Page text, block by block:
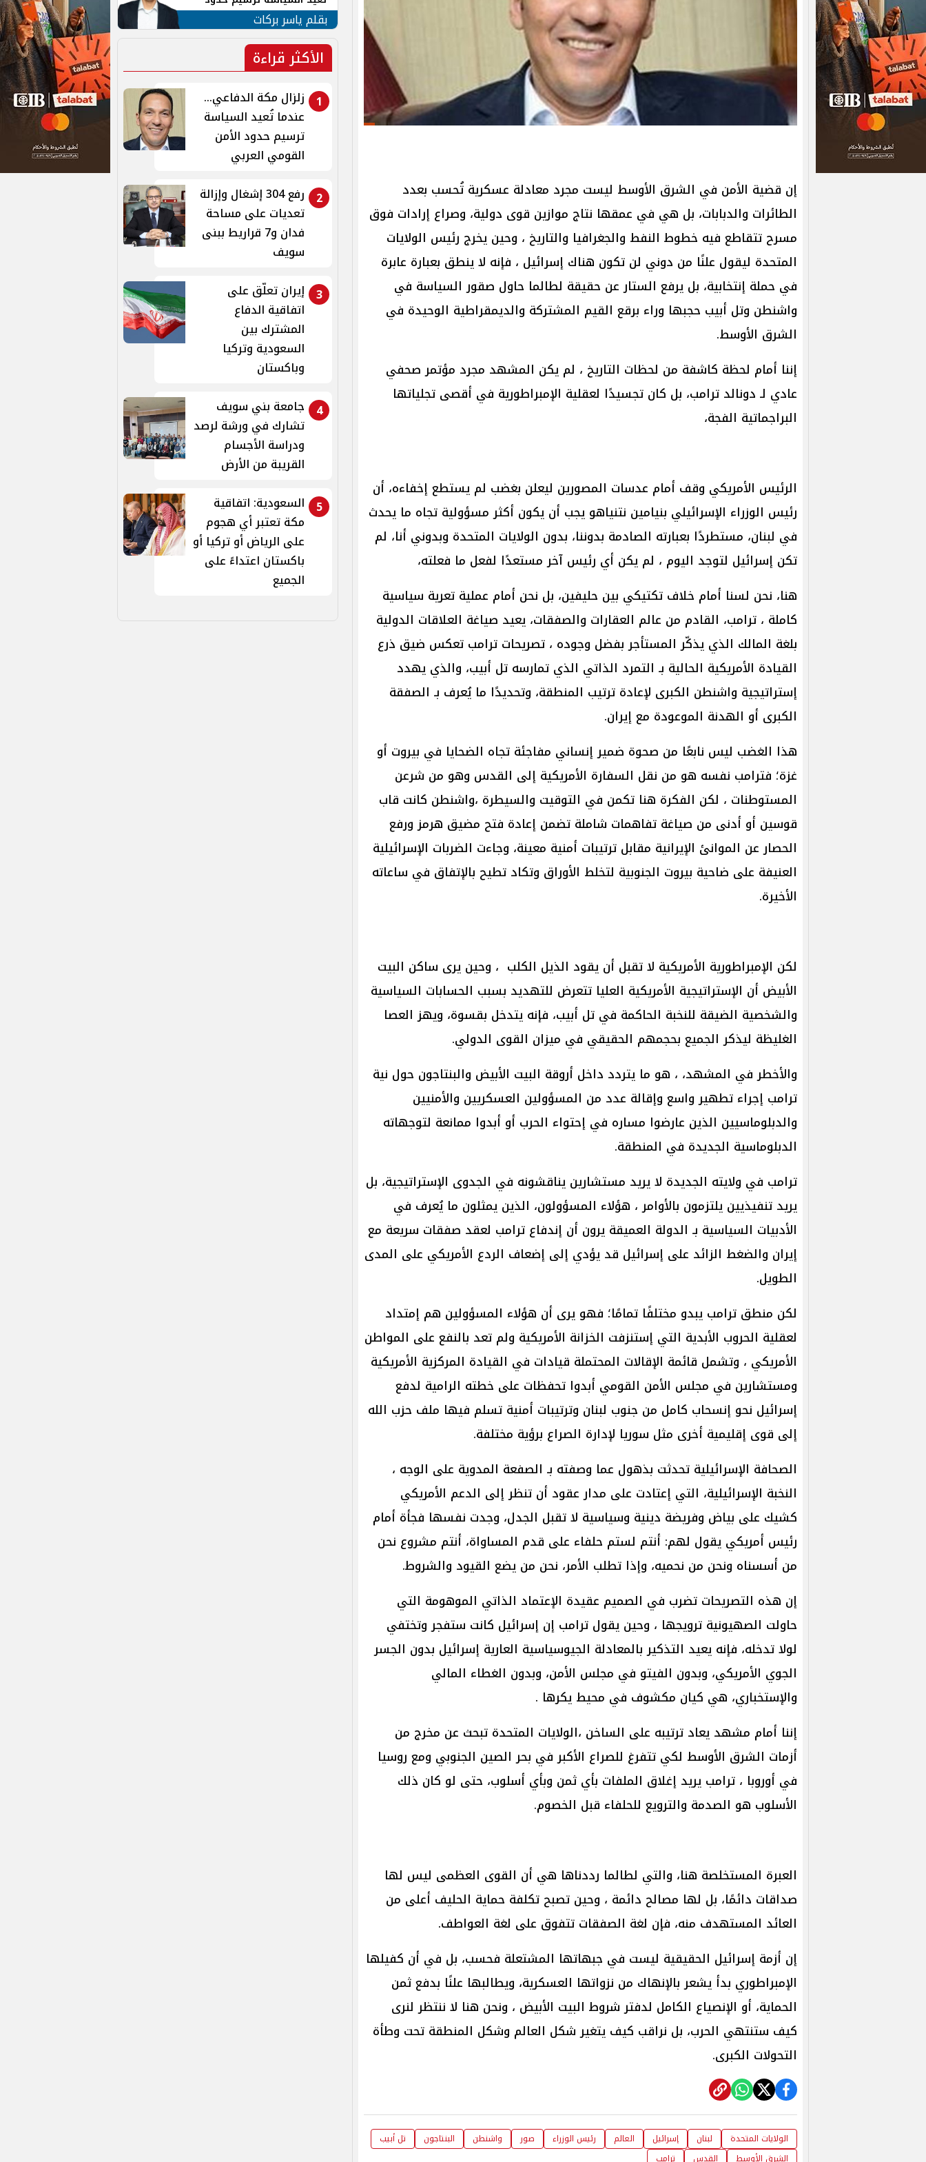
إن قضية الأمن في الشرق الأوسط ليست مجرد معادلة عسكرية تُحسب بعدد
الطائرات والدبابات، بل هي في عمقها نتاج موازين قوى دولية، وصراع إرادات فوق
مسرح تتقاطع فيه خطوط النفط والجغرافيا والتاريخ ، وحين يخرج رئيس الولايات
المتحدة ليقول علنًا من دوني لن تكون هناك إسرائيل ، فإنه لا ينطق بعبارة عابرة
في حملة إنتخابية، بل يرفع الستار عن حقيقة لطالما حاول صقور السياسة في
واشنطن وتل أبيب حجبها وراء برقع القيم المشتركة والديمقراطية الوحيدة في
الشرق الأوسط.
إننا أمام لحظة كاشفة من لحظات التاريخ ، لم يكن المشهد مجرد مؤتمر صحفي
عادي لـ دونالد ترامب، بل كان تجسيدًا لعقلية الإمبراطورية في أقصى تجلياتها
البراجماتية الفجة،
الرئيس الأمريكي وقف أمام عدسات المصورين ليعلن بغضب لم يستطع إخفاءه، أن
رئيس الوزراء الإسرائيلي بنيامين نتنياهو يجب أن يكون أكثر مسؤولية تجاه ما يحدث
في لبنان، مستطردًا بعبارته الصادمة بدوننا، بدون الولايات المتحدة وبدوني أنا، لم
تكن إسرائيل لتوجد اليوم ، لم يكن أي رئيس آخر مستعدًا لفعل ما فعلته،
هنا، نحن لسنا أمام خلاف تكتيكي بين حليفين، بل نحن أمام عملية تعرية سياسية
كاملة ، ترامب، القادم من عالم العقارات والصفقات، يعيد صياغة العلاقات الدولية
بلغة المالك الذي يذكّر المستأجر بفضل وجوده ، تصريحات ترامب تعكس ضيق ذرع
القيادة الأمريكية الحالية بـ التمرد الذاتي الذي تمارسه تل أبيب، والذي يهدد
إستراتيجية واشنطن الكبرى لإعادة ترتيب المنطقة، وتحديدًا ما يُعرف بـ الصفقة
الكبرى أو الهدنة الموعودة مع إيران.
هذا الغضب ليس نابعًا من صحوة ضمير إنساني مفاجئة تجاه الضحايا في بيروت أو
غزة؛ فترامب نفسه هو من نقل السفارة الأمريكية إلى القدس وهو من شرعن
المستوطنات ، لكن الفكرة هنا تكمن في التوقيت والسيطرة ،واشنطن كانت قاب
قوسين أو أدنى من صياغة تفاهمات شاملة تضمن إعادة فتح مضيق هرمز ورفع
الحصار عن الموانئ الإيرانية مقابل ترتيبات أمنية معينة، وجاءت الضربات الإسرائيلية
العنيفة على ضاحية بيروت الجنوبية لتخلط الأوراق وتكاد تطيح بالإتفاق في ساعاته
الأخيرة.
لكن الإمبراطورية الأمريكية لا تقبل أن يقود الذيل الكلب ، وحين يرى ساكن البيت
الأبيض أن الإستراتيجية الأمريكية العليا تتعرض للتهديد بسبب الحسابات السياسية
والشخصية الضيقة للنخبة الحاكمة في تل أبيب، فإنه يتدخل بقسوة، ويهز العصا
الغليظة ليذكر الجميع بحجمهم الحقيقي في ميزان القوى الدولي.
والأخطر في المشهد، ، هو ما يتردد داخل أروقة البيت الأبيض والبنتاجون حول نية
ترامب إجراء تطهير واسع وإقالة عدد من المسؤولين العسكريين والأمنيين
والدبلوماسيين الذين عارضوا مساره في إحتواء الحرب أو أبدوا ممانعة لتوجهاته
الدبلوماسية الجديدة في المنطقة.
ترامب في ولايته الجديدة لا يريد مستشارين يناقشونه في الجدوى الإستراتيجية، بل
يريد تنفيذيين يلتزمون بالأوامر ، هؤلاء المسؤولون، الذين يمثلون ما يُعرف في
الأدبيات السياسية بـ الدولة العميقة يرون أن إندفاع ترامب لعقد صفقات سريعة مع
إيران والضغط الزائد على إسرائيل قد يؤدي إلى إضعاف الردع الأمريكي على المدى
الطويل.
لكن منطق ترامب يبدو مختلفًا تمامًا؛ فهو يرى أن هؤلاء المسؤولين هم إمتداد
لعقلية الحروب الأبدية التي إستنزفت الخزانة الأمريكية ولم تعد بالنفع على المواطن
الأمريكي ، وتشمل قائمة الإقالات المحتملة قيادات في القيادة المركزية الأمريكية
ومستشارين في مجلس الأمن القومي أبدوا تحفظات على خطته الرامية لدفع
إسرائيل نحو إنسحاب كامل من جنوب لبنان وترتيبات أمنية تسلم فيها ملف حزب الله
إلى قوى إقليمية أخرى مثل سوريا لإدارة الصراع برؤية مختلفة.
الصحافة الإسرائيلية تحدثت بذهول عما وصفته بـ الصفعة المدوية على الوجه ،
النخبة الإسرائيلية، التي إعتادت على مدار عقود أن تنظر إلى الدعم الأمريكي
كشيك على بياض وفريضة دينية وسياسية لا تقبل الجدل، وجدت نفسها فجأة أمام
رئيس أمريكي يقول لهم: أنتم لستم حلفاء على قدم المساواة، أنتم مشروع نحن
من أسسناه ونحن من نحميه، وإذا تطلب الأمر، نحن من يضع القيود والشروط.
إن هذه التصريحات تضرب في الصميم عقيدة الإعتماد الذاتي الموهومة التي
حاولت الصهيونية ترويجها ، وحين يقول ترامب إن إسرائيل كانت ستفجر وتختفي
لولا تدخله، فإنه يعيد التذكير بالمعادلة الجيوسياسية العارية إسرائيل بدون الجسر
الجوي الأمريكي، وبدون الفيتو في مجلس الأمن، وبدون الغطاء المالي
والإستخباري، هي كيان مكشوف في محيط يكرها .
إننا أمام مشهد يعاد ترتيبه على الساخن ،الولايات المتحدة تبحث عن مخرج من
أزمات الشرق الأوسط لكي تتفرغ للصراع الأكبر في بحر الصين الجنوبي ومع روسيا
في أوروبا ، ترامب يريد إغلاق الملفات بأي ثمن وبأي أسلوب، حتى لو كان ذلك
الأسلوب هو الصدمة والترويع للحلفاء قبل الخصوم.
العبرة المستخلصة هنا، والتي لطالما رددناها هي أن القوى العظمى ليس لها
صداقات دائمًا، بل لها مصالح دائمة ، وحين تصبح تكلفة حماية الحليف أعلى من
العائد المستهدف منه، فإن لغة الصفقات تتفوق على لغة العواطف.
إن أزمة إسرائيل الحقيقية ليست في جبهاتها المشتعلة فحسب، بل في أن كفيلها
الإمبراطوري بدأ يشعر بالإنهاك من نزواتها العسكرية، ويطالبها علنًا بدفع ثمن
الحماية، أو الإنصياع الكامل لدفتر شروط البيت الأبيض ، ونحن هنا لا ننتظر لنرى
كيف ستنتهي الحرب، بل نراقب كيف يتغير شكل العالم وشكل المنطقة تحت وطأة
التحولات الكبرى.
الولايات المتحدة لبنان إسرائيل العالم رئيس الوزراء صور واشنطن البنتاجون
تل أبيب
الشرق الأوسط
القدس ترامب
الأمن القومي العربي
بقلم ياسر بركات
الأكثر قراءة
1
زلزال مكة الدفاعي...
عندما تُعيد السياسة
ترسيم حدود الأمن
القومي العربي
2
رفع 304 إشغال وإزالة
تعديات على مساحة
فدان و7 قراريط ببنى
سويف
3 إيران تعلّق على
اتفاقية الدفاع
المشترك بين
السعودية وتركيا
وباكستان
4
جامعة بني سويف
تشارك في ورشة لرصد
ودراسة الأجسام
القريبة من الأرض
5
السعودية: اتفاقية
مكة تعتبر أي هجوم
على الرياض أو تركيا أو
باكستان اعتداءً على
الجميع